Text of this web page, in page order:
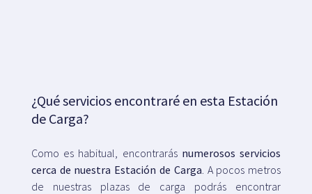
¿Qué servicios encontraré en esta Estación
de Carga?
Como es habitual, encontrarás numerosos servicios
cerca de nuestra Estación de Carga . A pocos metros
de nuestras plazas de carga podrás encontrar